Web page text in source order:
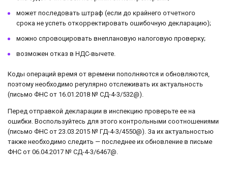
может последовать штраф (если до крайнего отчетного
срока не успеть откорректировать ошибочную декларацию);
можно спровоцировать внеплановую налоговую проверку;
возможен отказ в НДС-вычете.
Коды операций время от времени пополняются и обновляются,
поэтому необходимо регулярно отслеживать их актуальность
(письмо ФНС от 16.01.2018 № СД-4-3/532@).
Перед отправкой декларации в инспекцию проверьте ее на
ошибки. Воспользуйтесь для этого контрольными соотношениями
(письмо ФНС от 23.03.2015 № ГД-4-3/4550@). За их актуальностью
также необходимо следить — последнее их обновление в письме
ФНС от 06.04.2017 № СД-4-3/6467@.